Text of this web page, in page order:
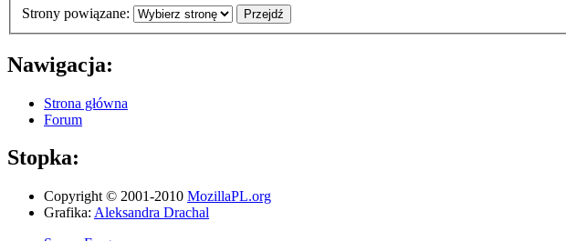
Strony powiązane:
Nawigacja:
Strona główna
Forum
Stopka:
Copyright © 2001-2010 MozillaPL.org
Grafika: Aleksandra Drachal